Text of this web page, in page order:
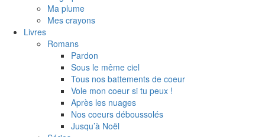
Ma plume
Mes crayons
Livres
Romans
Pardon
Sous le même ciel
Tous nos battements de coeur
Vole mon coeur si tu peux !
Après les nuages
Nos coeurs déboussolés
Jusqu’à Noël